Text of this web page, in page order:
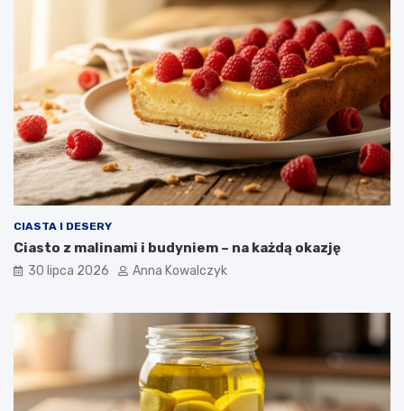
CIASTA I DESERY
Ciasto z malinami i budyniem – na każdą okazję
30 lipca 2026 Anna Kowalczyk